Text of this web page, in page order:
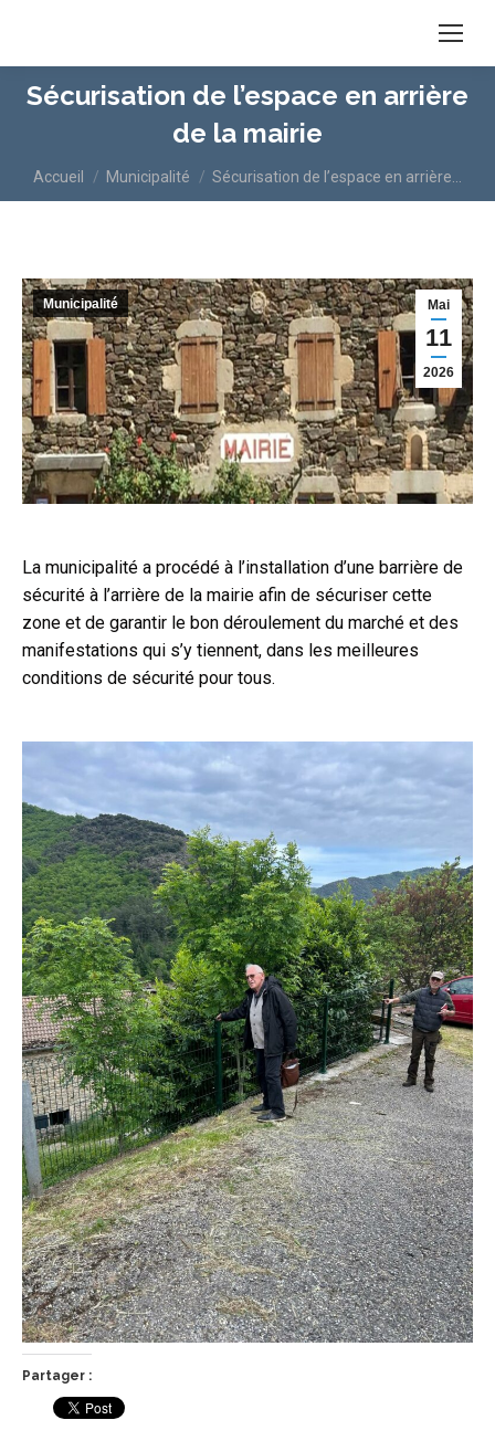
Sécurisation de l’espace en arrière
de la mairie
Vous êtes ici :
Accueil Municipalité Sécurisation de l’espace en arrière…
Mai
11
2026
Municipalité
La municipalité a procédé à l’installation d’une barrière de
sécurité à l’arrière de la mairie afin de sécuriser cette
zone et de garantir le bon déroulement du marché et des
manifestations qui s’y tiennent, dans les meilleures
conditions de sécurité pour tous.
Partager :